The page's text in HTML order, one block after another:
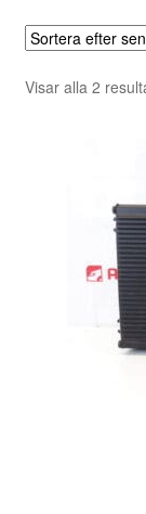
Visar alla 2